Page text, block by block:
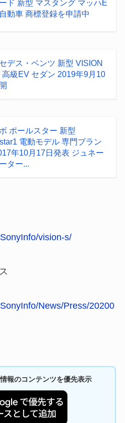
ド 新型 マスタング マッハE
動車 商標登録を申請中
デス・ベンツ 新型 VISION
高級EV セダン 2019年9月10
ポールスター 新型
電動モデル 専門ブラン
年10月17日発表 ジュネー
ター...
vision-s/
News/Press/20200
報のコンテンツを優先表示